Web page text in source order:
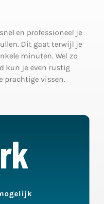
en professioneel je
Dit gaat terwijl je
minuten. Wel zo
kun je even rustig
prachtige vissen.